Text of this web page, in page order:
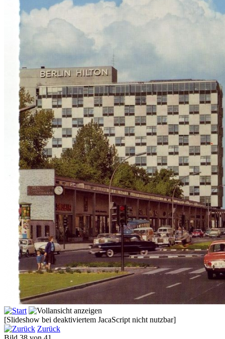
[Slideshow bei deaktiviertem JacaScript nicht nutzbar]
Zurück